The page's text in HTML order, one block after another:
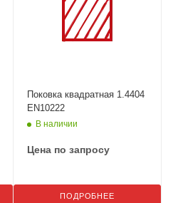
Поковка квадратная 1.4404
EN10222
В наличии
Цена по запросу
ПОДРОБНЕЕ